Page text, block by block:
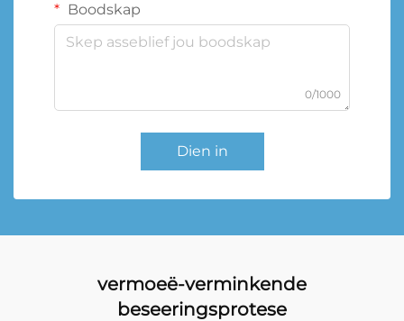
Boodskap
0/1000
Dien in
vermoeë-verminkende
beseeringsprotese